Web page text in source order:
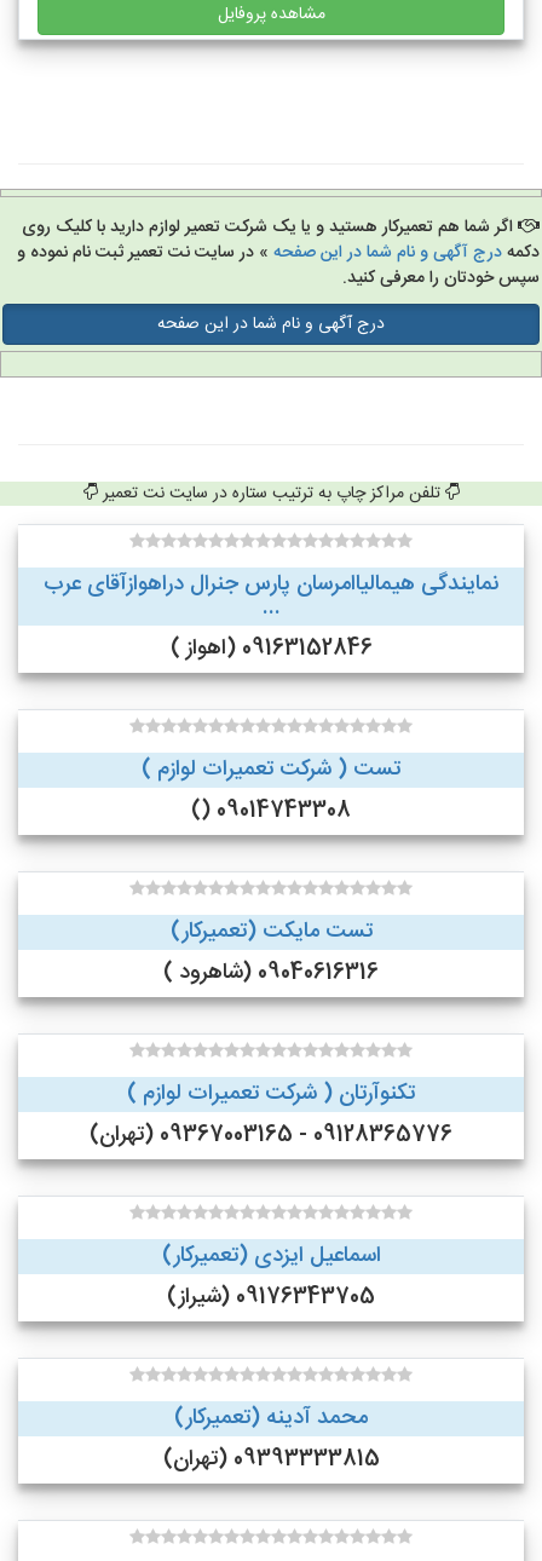
مشاهده پروفایل
اگر شما هم تعمیرکار هستید و یا یک شرکت تعمیر لوازم دارید با کلیک روی
درج آگهی و نام شما در این صفحه» در سایت نت تعمیر ثبت نام نموده و
خودتان را معرفی کنید.
درج آگهی و نام شما در این صفحه
تلفن مراکز چاپ به ترتیب ستاره در سایت نت تعمیر
نمایندگی هیمالیاامرسان پارس جنرال دراهوازآقای عرب
...
09163152846 (اهواز )
تست ( شرکت تعمیرات لوازم )
09014743308 ()
تست مایکت (تعمیرکار)
09040616316 (شاهرود )
تکنوآرتان ( شرکت تعمیرات لوازم )
09128365776 - 09367003165 (تهران)
اسماعیل ایزدی (تعمیرکار)
09176343705 (شیراز)
محمد آدینه (تعمیرکار)
09393333815 (تهران)